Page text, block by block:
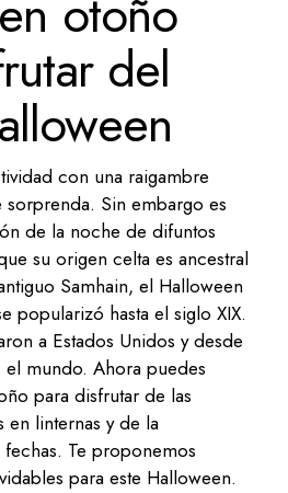
otoño
del
con una raigambre
Sin embargo es
de la noche de difuntos
su origen celta es ancestral
Samhain, el Halloween
popularizó hasta el siglo XIX.
a Estados Unidos y desde
mundo. Ahora puedes
para disfrutar de las
en linternas y de la
Te proponemos
para este Halloween.